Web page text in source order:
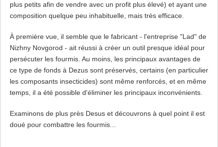
plus petits afin de vendre avec un profit plus élevé) et ayant une
composition quelque peu inhabituelle, mais très efficace.
À première vue, il semble que le fabricant - l'entreprise "Lad" de
Nizhny Novgorod - ait réussi à créer un outil presque idéal pour
persécuter les fourmis. Au moins, les principaux avantages de
ce type de fonds à Dezus sont préservés, certains (en particulier
les composants insecticides) sont même renforcés, et en même
temps, il a été possible d'éliminer les principaux inconvénients.
Examinons de plus près Desus et découvrons à quel point il est
doué pour combattre les fourmis...